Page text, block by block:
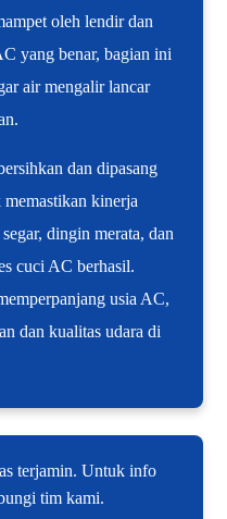
oleh lendir dan
yang benar, bagian ini
air mengalir lancar
dan dipasang
kinerja
dingin merata, dan
cuci AC berhasil.
usia AC,
dan kualitas udara di
terjamin. Untuk info
tim kami.